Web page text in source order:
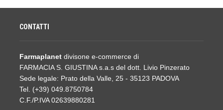
CONTATTI
Farmaplanet divisone e-commerce di
FARMACIA S. GIUSTINA s.a.s del dott. Livio Pinzerato
Sede legale: Prato della Valle, 25 - 35123 PADOVA
Tel. (+39) 049.8750784
C.F./P.IVA 02639880281